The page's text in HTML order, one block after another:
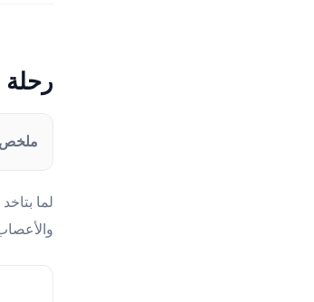
رحلة ب12 جوه جسمك — في
ملخص: